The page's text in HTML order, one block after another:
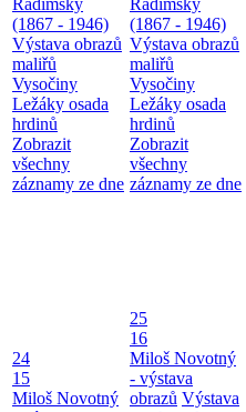
Radimský
(1867 - 1946)
Výstava obrazů
maliřů
Vysočiny
Ležáky osada
hrdinů
Zobrazit
všechny
záznamy ze dne
Radimský
(1867 - 1946)
Výstava obrazů
maliřů
Vysočiny
Ležáky osada
hrdinů
Zobrazit
všechny
záznamy ze dne
24
15
Miloš Novotný
25
16
Miloš Novotný
- výstava
obrazů Výstava